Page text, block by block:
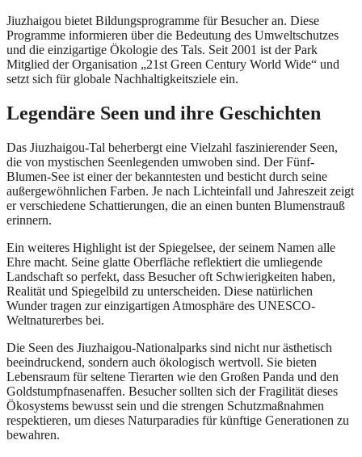
Jiuzhaigou bietet Bildungsprogramme für Besucher an. Diese
Programme informieren über die Bedeutung des Umweltschutzes
und die einzigartige Ökologie des Tals. Seit 2001 ist der Park
Mitglied der Organisation „21st Green Century World Wide“ und
setzt sich für globale Nachhaltigkeitsziele ein.
Legendäre Seen und ihre Geschichten
Das Jiuzhaigou-Tal beherbergt eine Vielzahl faszinierender Seen,
die von mystischen Seenlegenden umwoben sind. Der Fünf-
Blumen-See ist einer der bekanntesten und besticht durch seine
außergewöhnlichen Farben. Je nach Lichteinfall und Jahreszeit zeigt
er verschiedene Schattierungen, die an einen bunten Blumenstrauß
erinnern.
Ein weiteres Highlight ist der Spiegelsee, der seinem Namen alle
Ehre macht. Seine glatte Oberfläche reflektiert die umliegende
Landschaft so perfekt, dass Besucher oft Schwierigkeiten haben,
Realität und Spiegelbild zu unterscheiden. Diese natürlichen
Wunder tragen zur einzigartigen Atmosphäre des UNESCO-
Weltnaturerbes bei.
Die Seen des Jiuzhaigou-Nationalparks sind nicht nur ästhetisch
beeindruckend, sondern auch ökologisch wertvoll. Sie bieten
Lebensraum für seltene Tierarten wie den Großen Panda und den
Goldstumpfnasenaffen. Besucher sollten sich der Fragilität dieses
Ökosystems bewusst sein und die strengen Schutzmaßnahmen
respektieren, um dieses Naturparadies für künftige Generationen zu
bewahren.